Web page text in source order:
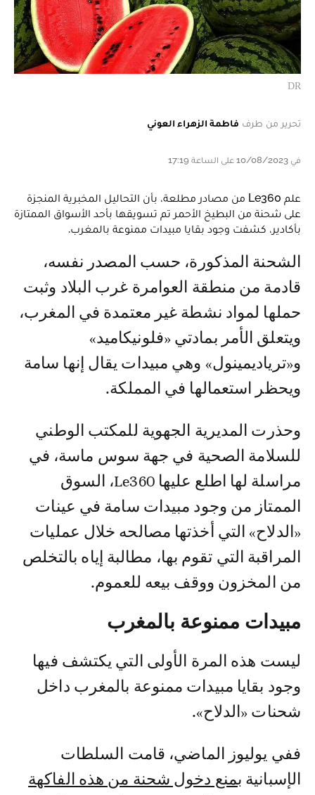
DR
تحرير من طرف فاطمة الزهراء العوني
في 10/08/2023 على الساعة 17:19
علم Le360 من مصادر مطلعة، بأن التحاليل المخبرية المنجزة
على شحنة من البطيخ الأحمر تم تسويقها بأحد الأسواق الممتازة
بأكادير، كشفت وجود بقايا مبيدات ممنوعة بالمغرب.
الشحنة المذكورة، حسب المصدر نفسه،
قادمة من منطقة العوامرة غرب البلاد وثبت
حملها لمواد نشطة غير معتمدة في المغرب،
ويتعلق الأمر بمادتي «فلونيكاميد»
و«ترياديمينول» وهي مبيدات يقال إنها سامة
ويحظر استعمالها في المملكة.
وحذرت المديرية الجهوية للمكتب الوطني
للسلامة الصحية في جهة سوس ماسة، في
مراسلة لها اطلع عليها Le360، السوق
الممتاز من وجود مبيدات سامة في عينات
«الدلاح» التي أخذتها مصالحه خلال عمليات
المراقبة التي تقوم بها، مطالبة إياه بالتخلص
من المخزون ووقف بيعه للعموم.
مبيدات ممنوعة بالمغرب
ليست هذه المرة الأولى التي يكتشف فيها
وجود بقايا مبيدات ممنوعة بالمغرب داخل
شحنات «الدلاح».
ففي يوليوز الماضي، قامت السلطات
الإسبانية بمنع دخول شحنة من هذه الفاكهة